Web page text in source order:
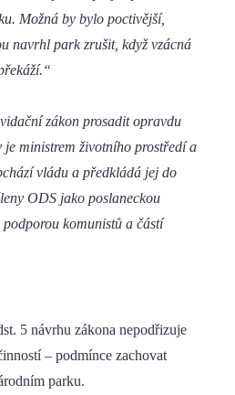
Možná by bylo poctivější,
navrhl park zrušit, když vzácná
zákon prosadit opravdu
ministrem životního prostředí a
vládu a předkládá jej do
ODS jako poslaneckou
komunistů a částí
5 návrhu zákona nepodřizuje
– podmínce zachovat
parku.